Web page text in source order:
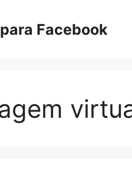
Facebook